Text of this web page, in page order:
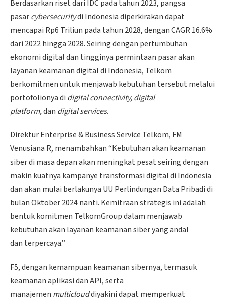
Berdasarkan riset dari IDC pada tahun 2023, pangsa
pasarcybersecuritydi Indonesia diperkirakan dapat
mencapai Rp6 Triliun pada tahun 2028, dengan CAGR 16.6%
dari 2022 hingga 2028. Seiring dengan pertumbuhan
ekonomi digital dan tingginya permintaan pasar akan
layanan keamanan digital di Indonesia, Telkom
berkomitmen untuk menjawab kebutuhan tersebut melalui
portofolionya di digital connectivity, digital
platform,dan digital services.
Direktur Enterprise & Business Service Telkom, FM
Venusiana R, menambahkan “Kebutuhan akan keamanan
siber di masa depan akan meningkat pesat seiring dengan
makin kuatnya kampanye transformasi digital di Indonesia
dan akan mulai berlakunya UU Perlindungan Data Pribadi di
bulan Oktober 2024 nanti. Kemitraan strategis ini adalah
bentuk komitmen TelkomGroup dalam menjawab
kebutuhan akan layanan keamanan siber yang andal
dan terpercaya.”
F5, dengan kemampuan keamanan sibernya, termasuk
keamanan aplikasi dan API, serta
manajemen multiclouddiyakini dapat memperkuat